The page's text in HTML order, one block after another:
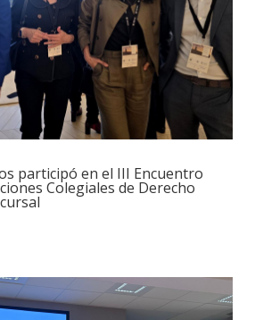
participó en el III Encuentro
Colegiales de Derecho